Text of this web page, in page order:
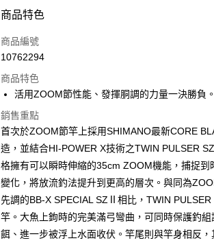
合作金庫商業銀行
華南商業銀行
上海商業儲蓄銀行
國泰世華商業銀行
兆豐國際商業銀
匯豐（台灣）商業銀行
聯邦商業銀行
遠東國際商業銀
元大商業銀行
永豐商業銀行
玉山商業銀行
星展（台灣）商
台新國際商業銀行
中國信託商業銀
6 期 0 利率 每期
華南商業銀行
上海商業儲蓄銀行
台北富邦商業銀
國泰世華商業銀行
臺灣中小企業銀行
台中商業銀行
聯邦商業銀行
遠東國際商業銀
元大商業銀行
永豐商業銀行
玉山商業銀行
星展（台灣）
台新國際商業銀行
中國信託商業銀
台灣樂天信用卡公司
LINE Pay
Apple Pay
悠遊付
Google Pay
全盈+PAY
ATM付款
商品特色
商品編號
10762294
商品特色
活用ZOOM節性能、發揮胴調的力量一決勝負。
銷售重點
首次於ZOOM節竿上採用SHIMANO最新CORE
造，並結合HI-POWER X技術之TWIN PULSER
格擁有可以瞬時伸縮的35cm ZOOM機能，捕捉到
變化，將放流釣法提升到更高的層次。與同為
先調的BB-X SPECIAL SZⅡ相比，TWIN
竿。大魚上鉤時的完美滿弓彎曲，可同時保護釣
餌、進一步被浮上水面收伏。竿尾則與竿身相反，